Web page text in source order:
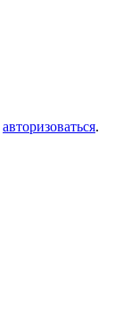
авторизоваться.